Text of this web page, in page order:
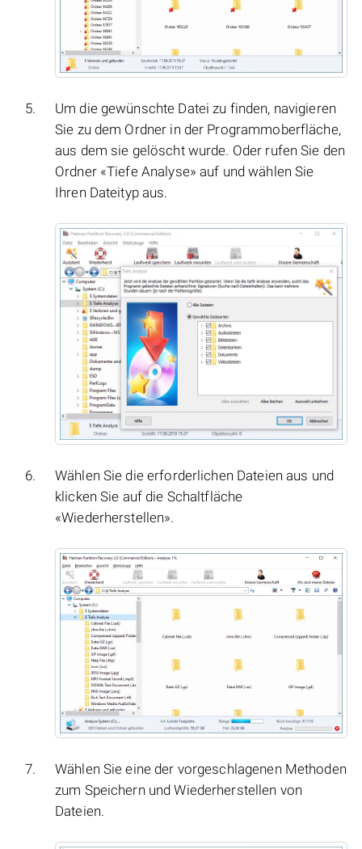
Um die gewünschte Datei zu finden, navigieren
Sie zu dem Ordner in der Programmoberfläche,
aus dem sie gelöscht wurde. Oder rufen Sie den
Ordner «Tiefe Analyse» auf und wählen Sie
Ihren Dateityp aus.
Wählen Sie die erforderlichen Dateien aus und
klicken Sie auf die Schaltfläche
«Wiederherstellen».
Wählen Sie eine der vorgeschlagenen Methoden
zum Speichern und Wiederherstellen von
Dateien.